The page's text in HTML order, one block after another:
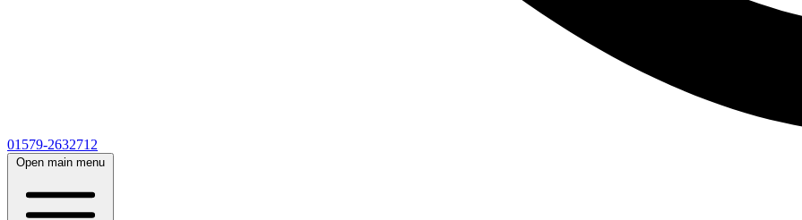
01579-2632712
Open main menu